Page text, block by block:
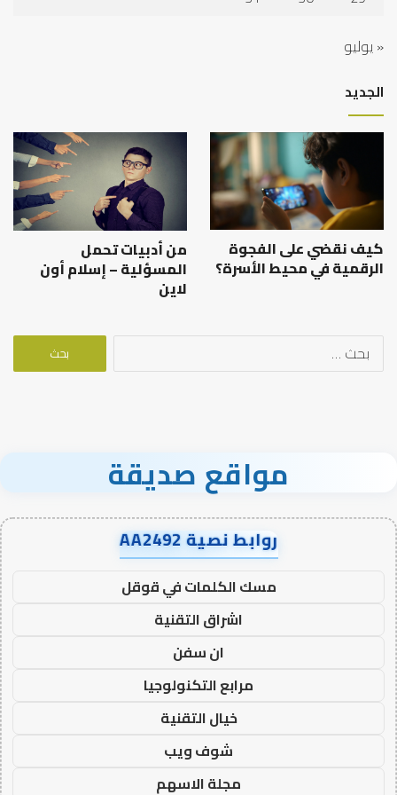
« يوليو
الجديد
كيف نقضي على الفجوة
الرقمية في محيط الأسرة؟
من أدبيات تحمل
المسؤلية – إسلام أون
لاين
البحث
مواقع صديقة
روابط نصية AA2492
مسك الكلمات في قوقل
اشراق التقنية
ان سفن
مرابع التكنولوجيا
خيال التقنية
شوف ويب
مجلة الاسهم